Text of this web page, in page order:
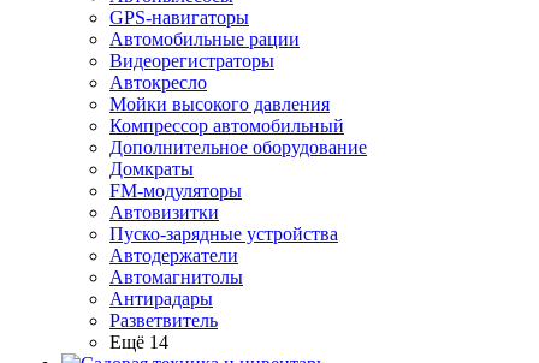
GPS-навигаторы
Автомобильные рации
Видеорегистраторы
Автокресло
Мойки высокого давления
Компрессор автомобильный
Дополнительное оборудование
Домкраты
FM-модуляторы
Автовизитки
Пуско-зарядные устройства
Автодержатели
Автомагнитолы
Антирадары
Разветвитель
Ещё 14